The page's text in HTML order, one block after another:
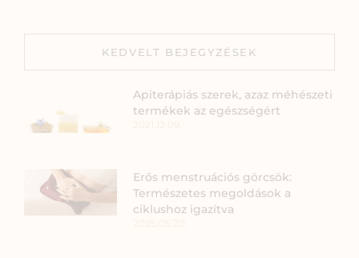
KEDVELT BEJEGYZÉSEK
Apiterápiás szerek, azaz méhészeti
termékek az egészségért
Erős menstruációs görcsök:
Természetes megoldások a
ciklushoz igazítva